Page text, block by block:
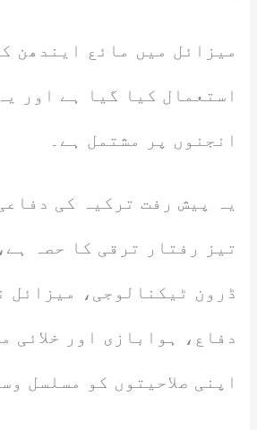
میزائل میں مائع ایندھن
استعمال کیا گیا ہے اور
انجنوں پر مشتمل ہے۔
یہ پیش رفت ترکیہ کی
تیز رفتار ترقی کا حصہ
ڈرون ٹیکنالوجی، میزائل
دفاع، ہوابازی اور خلائی
اپنی صلاحیتوں کو مسلسل